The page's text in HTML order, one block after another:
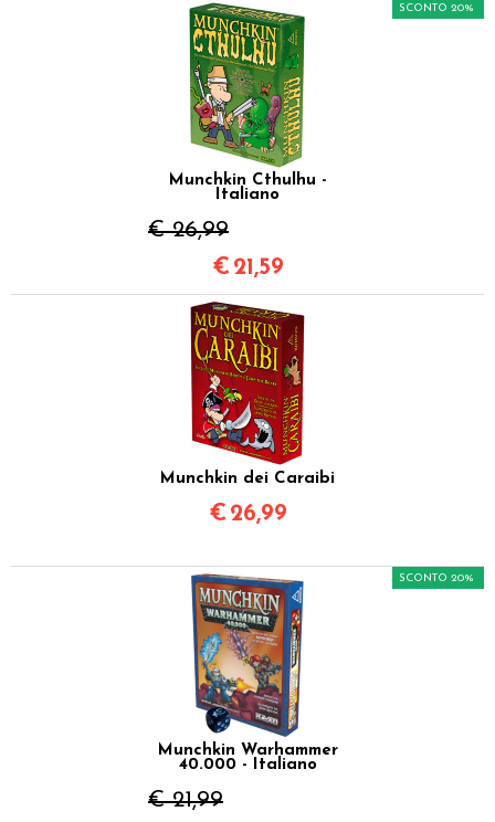
Munchkin Cthulhu -
Italiano
€ 26,99
SCONTO 20%
€ 21,59
Munchkin dei Caraibi
€ 26,99
Munchkin Warhammer
40.000 - Italiano
€ 21,99
SCONTO 20%